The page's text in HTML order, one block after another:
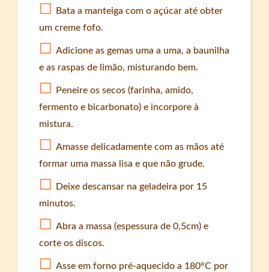
Bata a manteiga com o açúcar até obter
um creme fofo.
Adicione as gemas uma a uma, a baunilha
e as raspas de limão, misturando bem.
Peneire os secos (farinha, amido,
fermento e bicarbonato) e incorpore à
mistura.
Amasse delicadamente com as mãos até
formar uma massa lisa e que não grude.
Deixe descansar na geladeira por 15
minutos.
Abra a massa (espessura de 0,5cm) e
corte os discos.
Asse em forno pré-aquecido a 180°C por